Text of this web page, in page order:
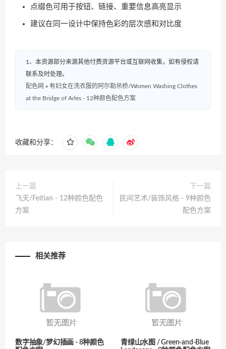
点缀色可用于按钮、链接、重要信息高亮显示
建议在同一设计中保持色彩的层次感和对比度
1、本资源部分来源其他付费资源平台或互联网收集，如有侵权请
联系及时处理。
配色网 » 有妇女在洗衣服的阿尔勒吊桥/Women Washing Clothes
at the Bridge of Arles - 12种颜色配色方案
收藏和分享：
上一篇
飞天/Feitian - 12种颜色配色
方案
下一篇
民间艺术/装饰风格 - 9种颜色
配色方案
相关推荐
数字抽象/梦幻插画 - 8种颜色
青绿山水图 / Green-and-Blue